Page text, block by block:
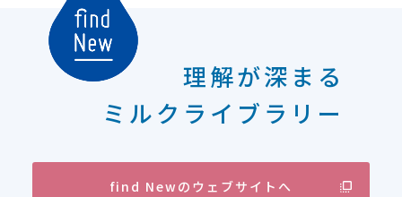
理解が深まる
ミルクライブラリー
find Newのウェブサイトへ